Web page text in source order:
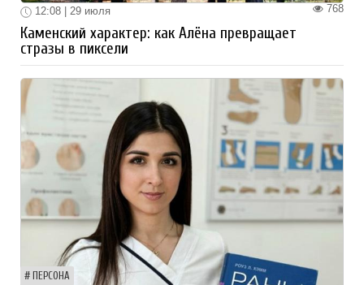
768
12:08 | 29 июля
Каменский характер: как Алёна превращает
стразы в пиксели
ПЕРСОНА